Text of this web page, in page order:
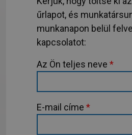
űrlapot, és
munkanapon belül
kapcsolatot:
Az Ön teljes neve *
E-mail címe *